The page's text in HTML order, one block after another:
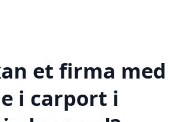
et firma med
i carport i